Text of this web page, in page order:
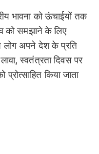
भावना को ऊंचाईयों तक
को समझाने के लिए
से लोग अपने देश के प्रति
स्वतंत्रता दिवस पर
किया जाता